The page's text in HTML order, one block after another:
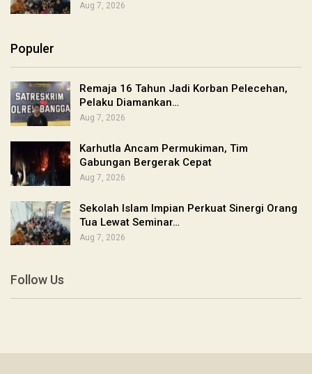
Aug 7, 2026
Populer
Remaja 16 Tahun Jadi Korban Pelecehan,
Pelaku Diamankan…
Aug 7, 2026
Karhutla Ancam Permukiman, Tim
Gabungan Bergerak Cepat
Aug 7, 2026
Sekolah Islam Impian Perkuat Sinergi Orang
Tua Lewat Seminar…
Aug 7, 2026
Follow Us